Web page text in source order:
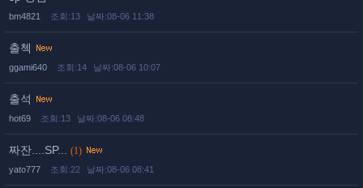
bm4821 조회:13 날짜:08-06 11:38
출첵
ggami640 조회:14 날짜:08-06 10:07
출석
hot69 조회:13 날짜:08-06 08:48
짜잔....SP... (1)
yato777 조회:22 날짜:08-06 08:41